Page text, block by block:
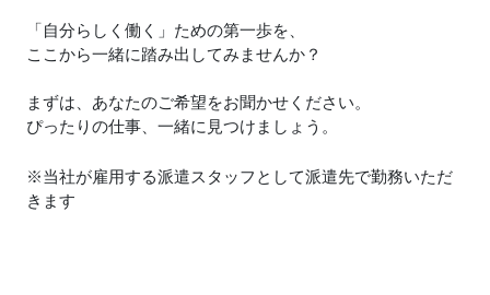
「自分らしく働く」ための第一歩を、
ここから一緒に踏み出してみませんか？
まずは、あなたのご希望をお聞かせください。
ぴったりの仕事、一緒に見つけましょう。
※当社が雇用する派遣スタッフとして派遣先で勤務いただ
きます